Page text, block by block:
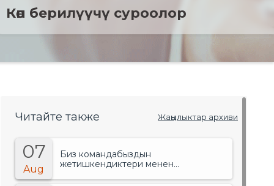
Көп берилүүчү суроолор
Читайте также Жаңылыктар архиви
07
Aug
Биз командабыздын
жетишкендиктери менен